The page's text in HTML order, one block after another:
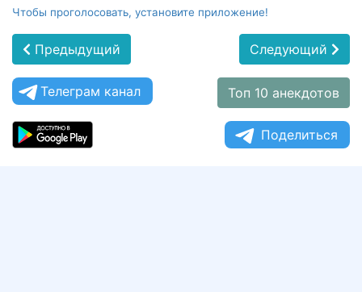
Чтобы проголосовать, установите приложение!
Предыдущий Следующий
Телеграм канал Топ 10 анекдотов
Поделиться